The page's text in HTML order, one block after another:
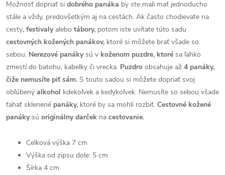
Možnosť dopriať si dobrého panáka by ste mali mať jednoducho
stále a vždy, predovšetkým aj na cestách. Ak často chodievate na
cesty, festivalyalebo tábory, potom iste uvítate túto sadu
cestovných kožených panákov, ktoré si môžete brať všade so
sebou. Nerezové panákysú v koženom puzdre, ktoré sa ľahko
zmestí do batohu, kabelky či vrecka. Puzdro obsahuje až 4 panáky,
čiže nemusíte piť sám. S touto sadou si môžete dopriať svoj
obľúbený alkohol kdekoľvek a kedykoľvek. Nemusíte so sebou všade
ťahať sklenené panáky, ktoré by sa mohli rozbiť. Cestovné kožené
panákysú originálny darček na cestovanie.
Celková výška 7 cm
Výška od zipsu dole: 5 cm
Šírka 4 cm